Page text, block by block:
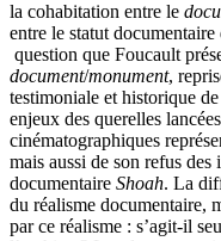
la cohabitation entre le
entre le statut
question que Foucault
document/monument,
testimoniale et historique
enjeux des querelles
cinématographiques
mais aussi de son refus des
documentaire Shoah. La
du réalisme documentaire,
par ce réalisme : s’agit-il